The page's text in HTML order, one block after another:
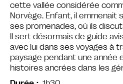
cette vallée considérée
Norvège. Enfant, il emmenait
ses promenades, où ils
Il sert désormais de guide
avec lui dans ses voyages à
paysage pendant une année
histoires ancrées dans les